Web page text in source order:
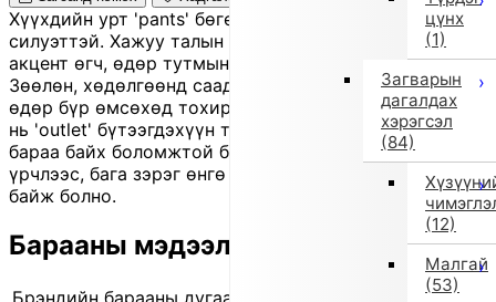
цүнх
(1)
Загварын
дагалдах
хэрэгсэл
(84)
(12)
Малгай
(53)
Хүүхдийн урт 'pants' бөгөөд цэвэрхэн, гоёмсог
силуэттэй. Хажуу талын 'pocket' нь харагдах байдалд
акцент өгч, өдөр тутмын хэрэглээнд маш хэрэгтэй.
Зөөлөн, хөдөлгөөнд саад болохгүй материалтай тул
өдөр бүр өмсөхөд тохиромжтой. Өнгө нь 'black'. Энэ
нь 'outlet' бүтээгдэхүүн тул улирлын үлдэгдэл шинэ
бараа байх боломжтой бөгөөд жижиг зураас,
үрчлээс, бага зэрэг өнгө бүдгэрэлт зэрэг өө сэвтэй
байж болно.
Барааны мэдээлэл